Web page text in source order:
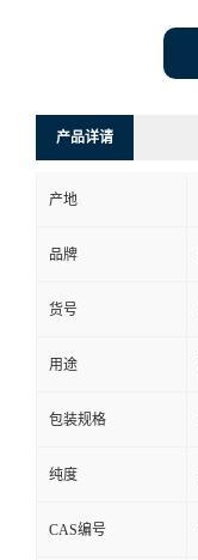
产品详请
产地
品牌
货号
用途
包装规格
纯度
CAS编号